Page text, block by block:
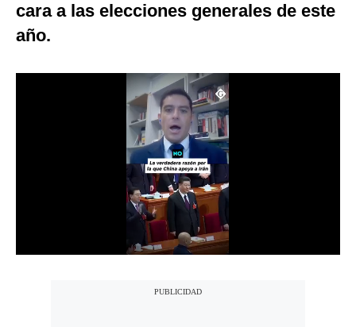
cara a las elecciones generales de este
año.